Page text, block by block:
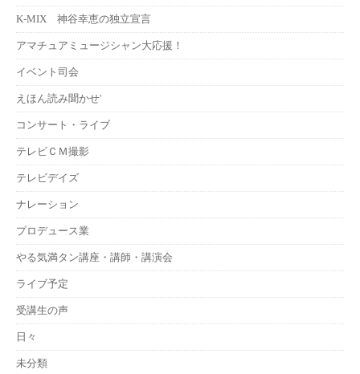
K-MIX 神谷幸恵の独立宣言
アマチュアミュージシャン大応援！
イベント司会
えほん読み聞かせ'
コンサート・ライブ
テレビＣＭ撮影
テレビデイズ
ナレーション
プロデュース業
やる気満タン講座・講師・講演会
ライブ予定
受講生の声
日々
未分類